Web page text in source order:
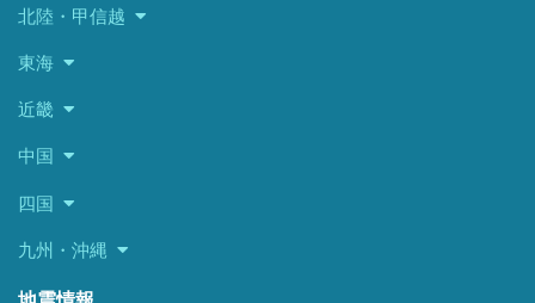
北陸・甲信越
東海
近畿
中国
四国
九州・沖縄